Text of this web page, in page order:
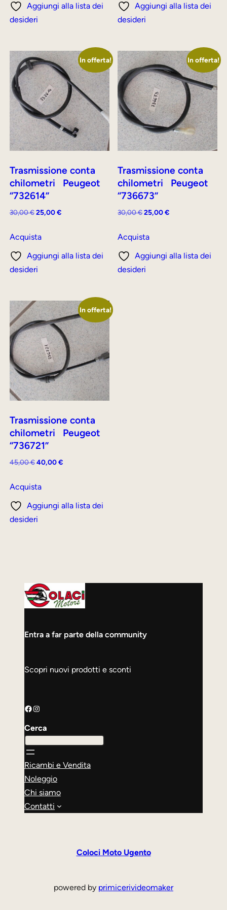
30,00 €.25,00 €.
Aggiungi alla lista dei
desideri
35,00 €. 30,00 €.
Aggiungi alla lista dei
desideri
In offerta!
Trasmissione conta
chilometri Peugeot
“732614”
30,00€ Il
originale
30,00 €.
25,00€Il
25,00 €.
Acquista
Aggiungi alla lista dei
desideri
In offerta!
Trasmissione conta
chilometri Peugeot
“736673”
30,00€Il
originale
30,00 €.
25,00€
25,00 €.
Acquista
Aggiungi alla lista dei
desideri
In offerta!
Trasmissione conta
chilometri Peugeot
“736721”
45,00€ Il
originale
45,00 €.
40,00€Il
40,00 €.
Acquista
Aggiungi alla lista dei
desideri
Entra a far parte della community
Scopri nuovi prodotti e sconti
Facebook Instagram
Cerca
Ricambi e Vendita
Noleggio
Chi siamo
Contatti
Coloci Moto Ugento
powered by primicerivideomaker